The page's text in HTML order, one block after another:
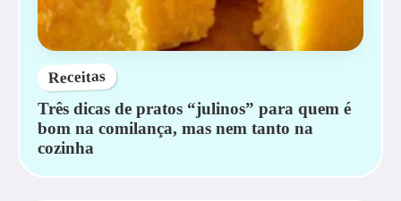
Receitas
Três dicas de pratos “julinos” para quem é
bom na comilança, mas nem tanto na
cozinha